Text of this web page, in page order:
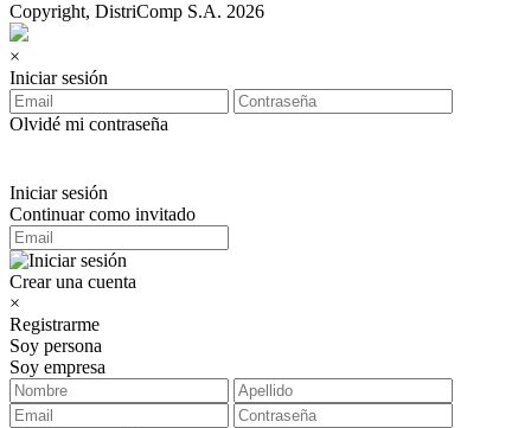
Copyright, DistriComp S.A. 2026
×
Iniciar sesión
Olvidé mi contraseña
Iniciar sesión
Continuar como invitado
Crear una cuenta
×
Registrarme
Soy persona
Soy empresa